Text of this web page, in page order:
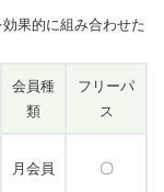
果的に組み合わせた
会員種
類
フリーパ
ス
月会員 〇